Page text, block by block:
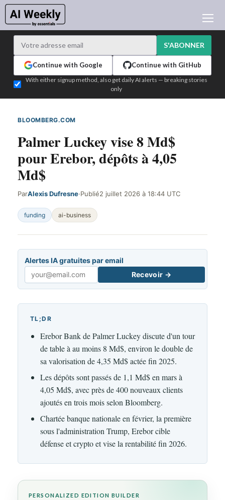
APPRENDRE L'IA
L'ACTU IA DU JOUR
TEST EDITION BUILDER
CONNEXION
S'ABONNER
Continue with Google Continue with GitHub
With either signup method, also get daily AI alerts — breaking stories
only
BLOOMBERG.COM
Palmer Luckey vise 8 Md$
pour Erebor, dépôts à 4,05
Md$
ParAlexis Dufresne·Publié2 juillet 2026 à 18:44 UTC
funding ai-business
Alertes IA gratuites par email
Email
Recevoir →
TL;DR
Erebor Bank de Palmer Luckey discute d'un tour
de table à au moins 8 Md$, environ le double de
sa valorisation de 4,35 Md$ actée fin 2025.
Les dépôts sont passés de 1,1 Md$ en mars à
4,05 Md$, avec près de 400 nouveaux clients
ajoutés en trois mois selon Bloomberg.
Chartée banque nationale en février, la première
sous l'administration Trump, Erebor cible
défense et crypto et vise la rentabilité fin 2026.
PERSONALIZED EDITION BUILDER